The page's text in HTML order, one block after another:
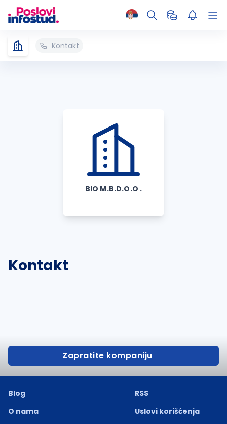
Kontakt
BIO M.B.D.O.O .
Kontakt
Zapratite kompaniju
Blog
O nama
RSS
Uslovi korišćenja